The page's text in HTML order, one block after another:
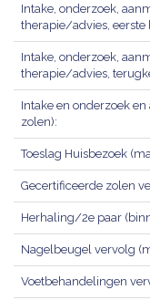
Intake, onderzoek,
therapie/advies, eerste
Intake, onderzoek,
therapie/advies,
Intake en onderzoek
zolen):
Toeslag Huisbezoek
Gecertificeerde zolen
Herhaling/2e paar
Nagelbeugel vervolg
Voetbehandelingen